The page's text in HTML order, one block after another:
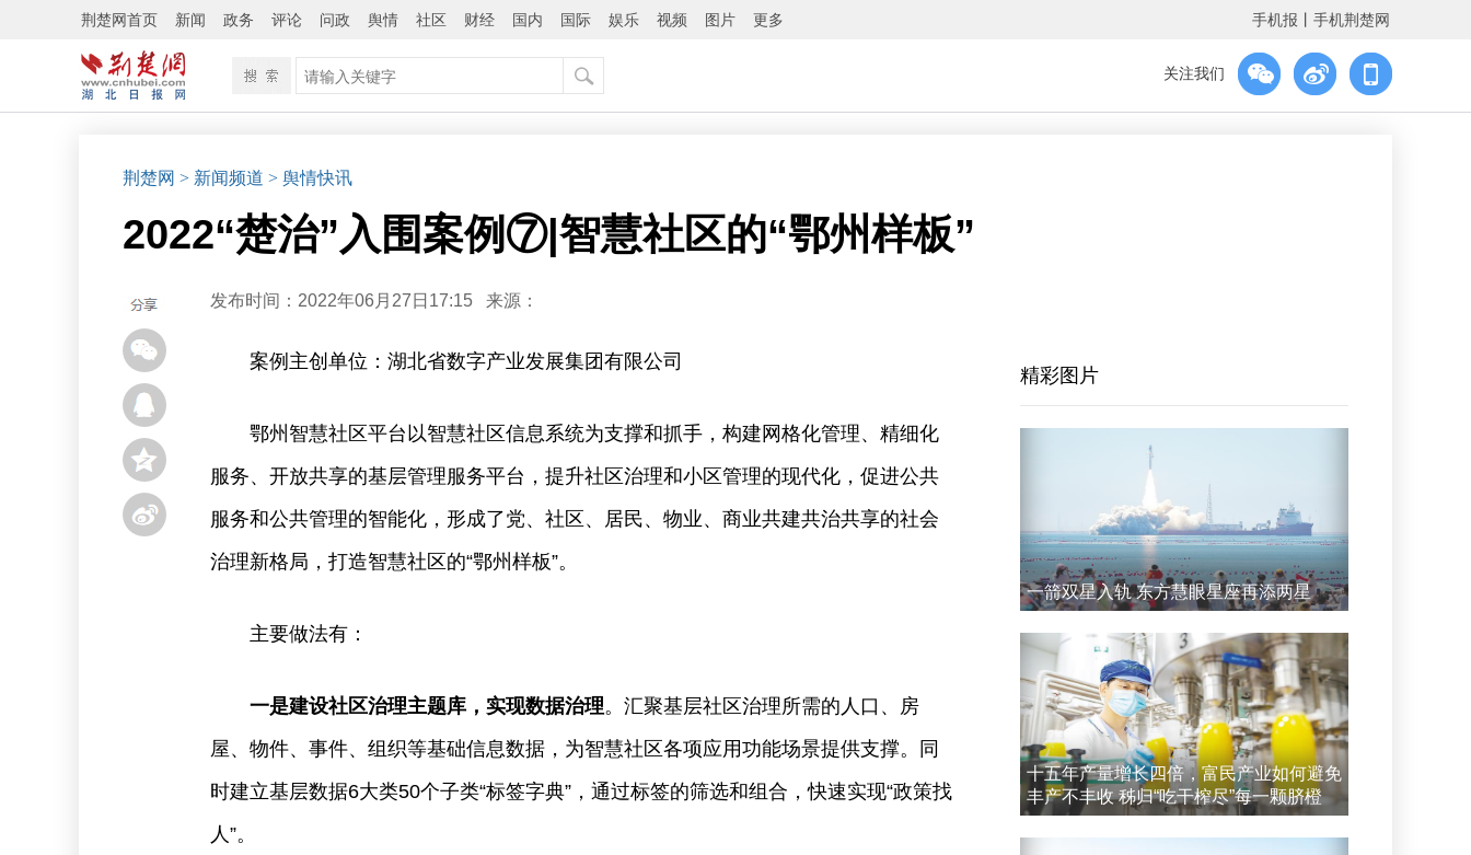
荆楚网首页 新闻 政务 评论 问政 舆情 社区 财经 国内 国际 娱乐 视频 图片 更多 手机报 手机荆楚网
关注我们
荆楚网 > 新闻频道 > 舆情快讯
2022“楚治”入围案例⑦|智慧社区的“鄂州样板”
发布时间：2022年06月27日17:15 来源：
案例主创单位：湖北省数字产业发展集团有限公司
鄂州智慧社区平台以智慧社区信息系统为支撑和抓手，构建网格化管理、精细化
服务、开放共享的基层管理服务平台，提升社区治理和小区管理的现代化，促进公共
服务和公共管理的智能化，形成了党、社区、居民、物业、商业共建共治共享的社会
治理新格局，打造智慧社区的“鄂州样板”。
主要做法有：
一是建设社区治理主题库，实现数据治理。汇聚基层社区治理所需的人口、房
屋、物件、事件、组织等基础信息数据，为智慧社区各项应用功能场景提供支撑。同
时建立基层数据6大类50个子类“标签字典”，通过标签的筛选和组合，快速实现“政策找
人”。
精彩图片
一箭双星入轨 东方慧眼星座再添两星
十五年产量增长四倍，富民产业如何避免
丰产不丰收 秭归“吃干榨尽”每一颗脐橙